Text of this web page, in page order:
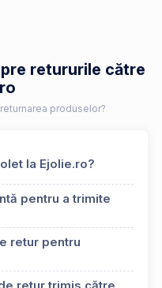
retururile către
produselor?
la Ejolie.ro?
pentru a trimite
retur pentru